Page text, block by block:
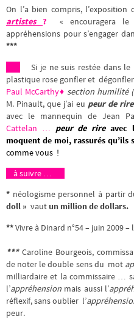
On l’a bien compris,
artistes
? « encouragera le
appréhensions pour s’engager
***
Si je ne suis restée dans le
plastique rose gonfler et
Paul McCarthy♦ section humilité
M. Pinault, que j’ai eu peur de rire
avec le mannequin de Jean
Cattelan … peur de rireavec
moquent de moi, rassurés qu’ils
comme vous !
à suivre …
* néologisme personnel à partir
doll » vautun million de dollars.
**Vivre à Dinard n°54 – juin 2009 –
***Caroline Bourgeois,
de noter le double sens du mot
milliardaire et la commissaire …
l’appréhension mais aussi l’
réflexif, sans oublier l’
peur.